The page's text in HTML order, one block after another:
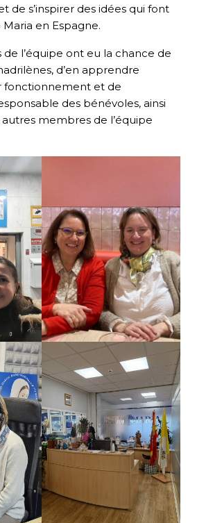
de s’inspirer des idées qui font
en Espagne.
l’équipe ont eu la chance de
d’en apprendre
fonctionnement et de
des bénévoles, ainsi
membres de l’équipe